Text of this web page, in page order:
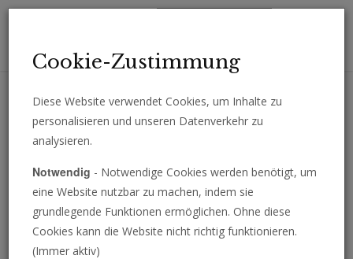
Erhalten Sie wichtige Analysen, Kommentare und Nachrichten
Cookie-Zustimmung
Diese Website verwendet Cookies, um Inhalte zu
personalisieren und unseren Datenverkehr zu
analysieren.
Notwendig - Notwendige Cookies werden benötigt, um
eine Website nutzbar zu machen, indem sie
grundlegende Funktionen ermöglichen. Ohne diese
Cookies kann die Website nicht richtig funktionieren.
(Immer aktiv)